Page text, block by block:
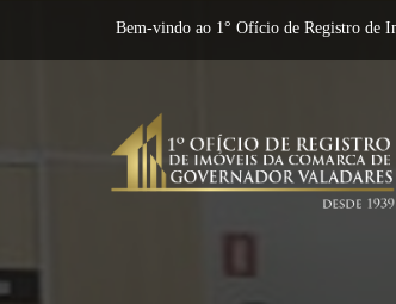
Bem-vindo ao 1° Ofício de Registro de